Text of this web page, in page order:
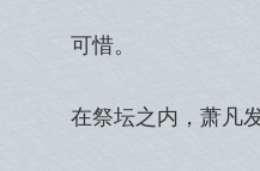
可惜。
在祭坛之内，萧凡